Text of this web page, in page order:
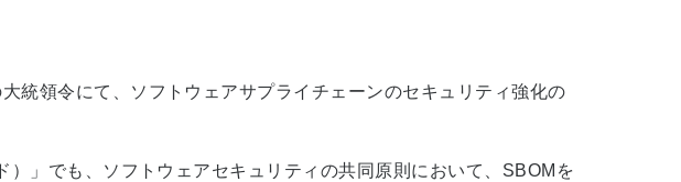
領令にて、ソフトウェアサプライチェーンのセキュリティ強化の
」でも、ソフトウェアセキュリティの共同原則において、SBOMを